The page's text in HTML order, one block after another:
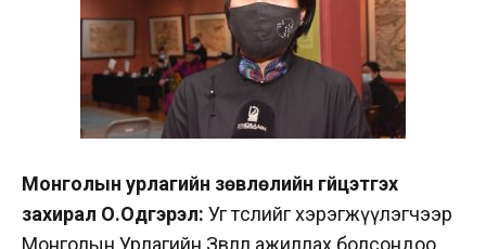
Монголын урлагийн зөвлөлийн гүйцэтгэх
захирал О.Одгэрэл: Уг төслийг хэрэгжүүлэгчээр
Монголын Урлагийн Зөвлөл ажиллах болсондоо